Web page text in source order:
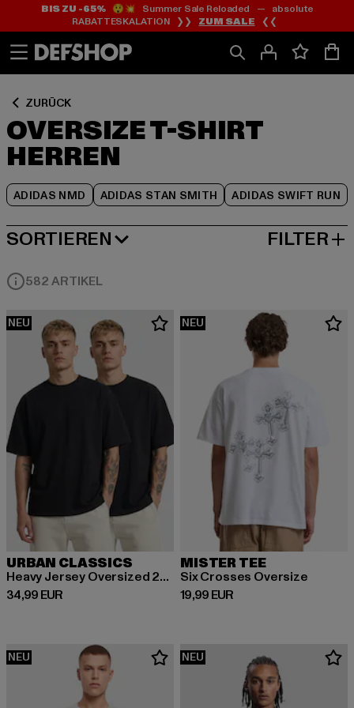
Zum
Inhalt
springen
Zum
Fußzeile
springen
BIS ZU -65%😲💥 Summer Sale Reloaded — absolute
RABATTESKALATION ❯❯ ZUM SALE ❮❮
ZURÜCK
OVERSIZE T-SHIRT
HERREN
ADIDAS NMD ADIDAS STAN SMITH ADIDAS SWIFT RUN
Zum
Produktraster
springen
SORTIEREN
NEUESTE FILTER
582 ARTIKEL
NEU
URBAN CLASSICS
Heavy Jersey Oversized 2-Pack
34,99 EUR
Derzeitiger Preis: 34,99 EUR
NEU
MISTER TEE
Six Crosses Oversize
19,99 EUR
Derzeitiger Preis: 19,99 EUR
NEU NEU